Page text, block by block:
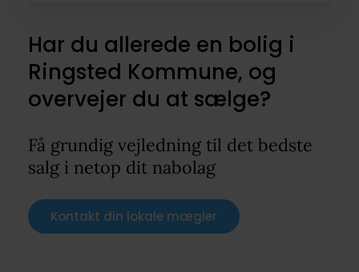
Har du allerede en bolig i
Ringsted Kommune, og
overvejer du at sælge?
Få grundig vejledning til det bedste
salg i netop dit nabolag
Kontakt din lokale mægler